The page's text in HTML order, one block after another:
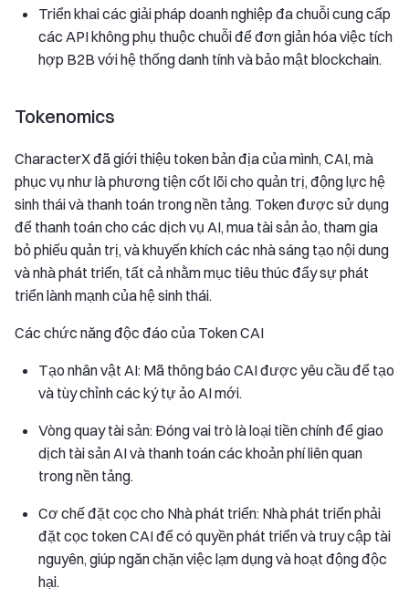
Triển khai các giải pháp doanh nghiệp đa chuỗi cung cấp
các API không phụ thuộc chuỗi để đơn giản hóa việc tích
hợp B2B với hệ thống danh tính và bảo mật blockchain.
Tokenomics
CharacterX đã giới thiệu token bản địa của mình, CAI, mà
phục vụ như là phương tiện cốt lõi cho quản trị, động lực hệ
sinh thái và thanh toán trong nền tảng. Token được sử dụng
để thanh toán cho các dịch vụ AI, mua tài sản ảo, tham gia
bỏ phiếu quản trị, và khuyến khích các nhà sáng tạo nội dung
và nhà phát triển, tất cả nhằm mục tiêu thúc đẩy sự phát
triển lành mạnh của hệ sinh thái.
Các chức năng độc đáo của Token CAI
Tạo nhân vật AI: Mã thông báo CAI được yêu cầu để tạo
và tùy chỉnh các ký tự ảo AI mới.
Vòng quay tài sản: Đóng vai trò là loại tiền chính để giao
dịch tài sản AI và thanh toán các khoản phí liên quan
trong nền tảng.
Cơ chế đặt cọc cho Nhà phát triển: Nhà phát triển phải
đặt cọc token CAI để có quyền phát triển và truy cập tài
nguyên, giúp ngăn chặn việc lạm dụng và hoạt động độc
hại.